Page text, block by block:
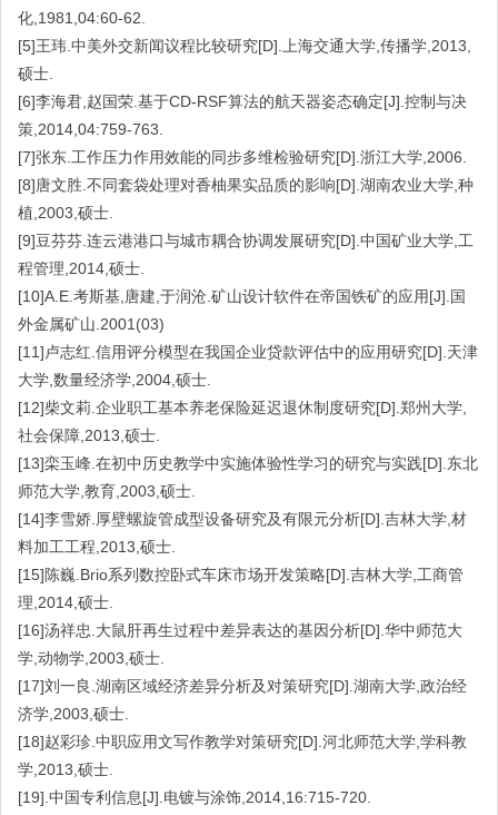
化,1981,04:60-62.
[5]王玮.中美外交新闻议程比较研究[D].上海交通大学,传播学,2013,
硕士.
[6]李海君,赵国荣.基于CD-RSF算法的航天器姿态确定[J].控制与决
策,2014,04:759-763.
[7]张东.工作压力作用效能的同步多维检验研究[D].浙江大学,2006.
[8]唐文胜.不同套袋处理对香柚果实品质的影响[D].湖南农业大学,种
植,2003,硕士.
[9]豆芬芬.连云港港口与城市耦合协调发展研究[D].中国矿业大学,工
程管理,2014,硕士.
[10]A.E.考斯基,唐建,于润沧.矿山设计软件在帝国铁矿的应用[J].国
外金属矿山.2001(03)
[11]卢志红.信用评分模型在我国企业贷款评估中的应用研究[D].天津
大学,数量经济学,2004,硕士.
[12]柴文莉.企业职工基本养老保险延迟退休制度研究[D].郑州大学,
社会保障,2013,硕士.
[13]栾玉峰.在初中历史教学中实施体验性学习的研究与实践[D].东北
师范大学,教育,2003,硕士.
[14]李雪娇.厚壁螺旋管成型设备研究及有限元分析[D].吉林大学,材
料加工工程,2013,硕士.
[15]陈巍.Brio系列数控卧式车床市场开发策略[D].吉林大学,工商管
理,2014,硕士.
[16]汤祥忠.大鼠肝再生过程中差异表达的基因分析[D].华中师范大
学,动物学,2003,硕士.
[17]刘一良.湖南区域经济差异分析及对策研究[D].湖南大学,政治经
济学,2003,硕士.
[18]赵彩珍.中职应用文写作教学对策研究[D].河北师范大学,学科教
学,2013,硕士.
[19].中国专利信息[J].电镀与涂饰,2014,16:715-720.